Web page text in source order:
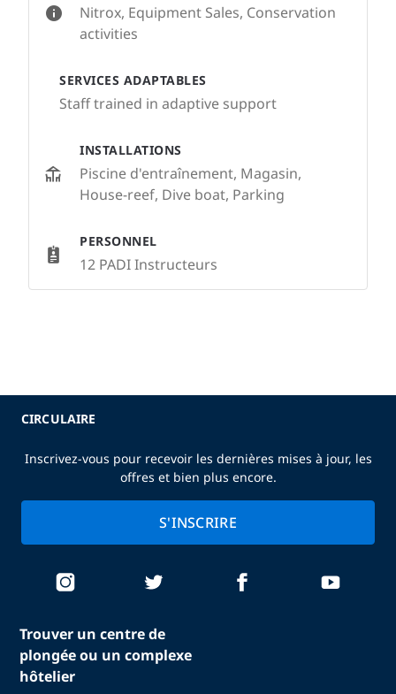
Nitrox, Equipment Sales, Conservation
activities
SERVICES ADAPTABLES
Staff trained in adaptive support
INSTALLATIONS
Piscine d'entraînement, Magasin,
House-reef, Dive boat, Parking
PERSONNEL
12 PADI Instructeurs
Trouver un centre de
plongée ou un complexe
hôtelier
CIRCULAIRE
Inscrivez-vous pour recevoir les dernières mises à jour, les
offres et bien plus encore.
S'INSCRIRE